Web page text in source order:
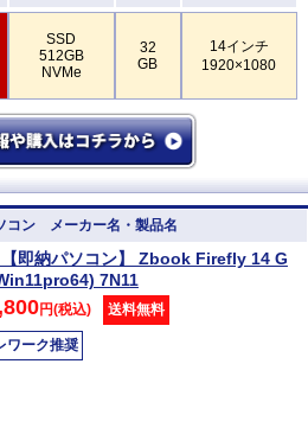
SSD
512GB
NVMe
32
GB
14インチ
1920×1080
コン メーカー名・製品名
【即納パソコン】 Zbook Firefly 14 G
7N11
円(税込) 送料無料
ワーク推奨